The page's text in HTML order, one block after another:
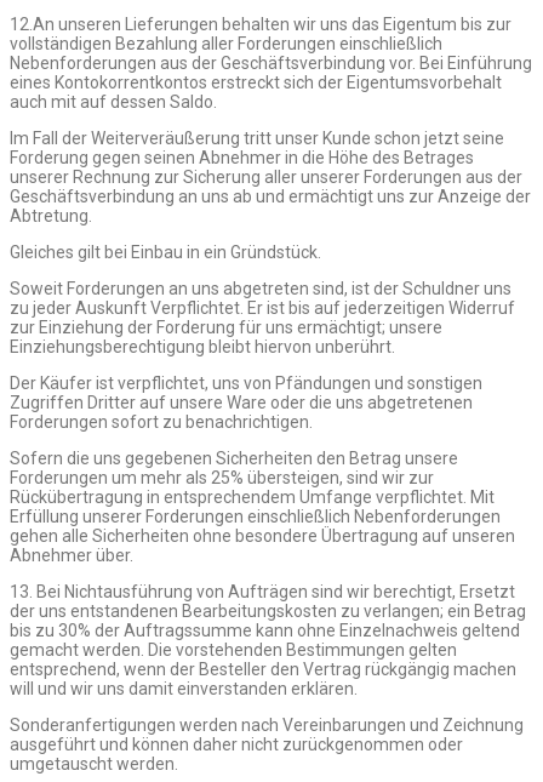
12.An unseren Lieferungen behalten wir uns das Eigentum bis zur
vollständigen Bezahlung aller Forderungen einschließlich
Nebenforderungen aus der Geschäftsverbindung vor. Bei Einführung
eines Kontokorrentkontos erstreckt sich der Eigentumsvorbehalt
auch mit auf dessen Saldo.
Im Fall der Weiterveräußerung tritt unser Kunde schon jetzt seine
Forderung gegen seinen Abnehmer in die Höhe des Betrages
unserer Rechnung zur Sicherung aller unserer Forderungen aus der
Geschäftsverbindung an uns ab und ermächtigt uns zur Anzeige der
Abtretung.
Gleiches gilt bei Einbau in ein Gründstück.
Soweit Forderungen an uns abgetreten sind, ist der Schuldner uns
zu jeder Auskunft Verpflichtet. Er ist bis auf jederzeitigen Widerruf
zur Einziehung der Forderung für uns ermächtigt; unsere
Einziehungsberechtigung bleibt hiervon unberührt.
Der Käufer ist verpflichtet, uns von Pfändungen und sonstigen
Zugriffen Dritter auf unsere Ware oder die uns abgetretenen
Forderungen sofort zu benachrichtigen.
Sofern die uns gegebenen Sicherheiten den Betrag unsere
Forderungen um mehr als 25% übersteigen, sind wir zur
Rückübertragung in entsprechendem Umfange verpflichtet. Mit
Erfüllung unserer Forderungen einschließlich Nebenforderungen
gehen alle Sicherheiten ohne besondere Übertragung auf unseren
Abnehmer über.
13. Bei Nichtausführung von Aufträgen sind wir berechtigt, Ersetzt
der uns entstandenen Bearbeitungskosten zu verlangen; ein Betrag
bis zu 30% der Auftragssumme kann ohne Einzelnachweis geltend
gemacht werden. Die vorstehenden Bestimmungen gelten
entsprechend, wenn der Besteller den Vertrag rückgängig machen
will und wir uns damit einverstanden erklären.
Sonderanfertigungen werden nach Vereinbarungen und Zeichnung
ausgeführt und können daher nicht zurückgenommen oder
umgetauscht werden.